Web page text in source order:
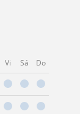
Vi Sá Do